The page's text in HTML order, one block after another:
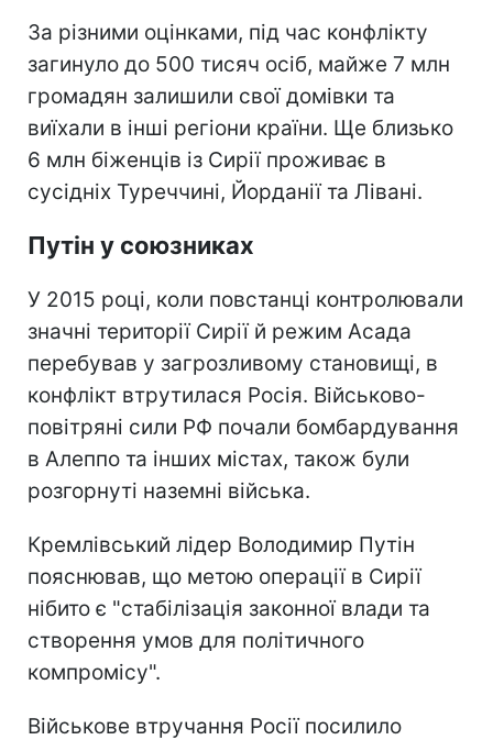
За різними оцінками, під час конфлікту
загинуло до 500 тисяч осіб, майже 7 млн
громадян залишили свої домівки та
виїхали в інші регіони країни. Ще близько
6 млн біженців із Сирії проживає в
сусідніх Туреччині, Йорданії та Лівані.
Путін у союзниках
У 2015 році, коли повстанці контролювали
значні території Сирії й режим Асада
перебував у загрозливому становищі, в
конфлікт втрутилася Росія. Військово-
повітряні сили РФ почали бомбардування
в Алеппо та інших містах, також були
розгорнуті наземні війська.
Кремлівський лідер Володимир Путін
пояснював, що метою операції в Сирії
нібито є "стабілізація законної влади та
створення умов для політичного
компромісу".
Військове втручання Росії посилило